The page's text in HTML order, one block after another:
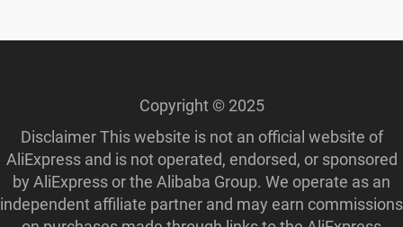
Copyright © 2025
Disclaimer This website is not an official website of
AliExpress and is not operated, endorsed, or sponsored
by AliExpress or the Alibaba Group. We operate as an
independent affiliate partner and may earn commissions